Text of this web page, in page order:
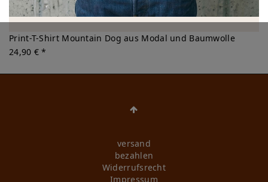
Print-T-Shirt Mountain Dog aus Modal und Baumwolle
24,90 € *
versand
bezahlen
Widerrufs­recht
Impressum